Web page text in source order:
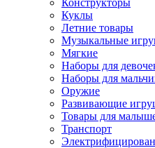
Конструкторы
Куклы
Летние товары
Музыкальные
Мягкие
Наборы для
Наборы для
Оружие
Развивающие
Товары для
Транспорт